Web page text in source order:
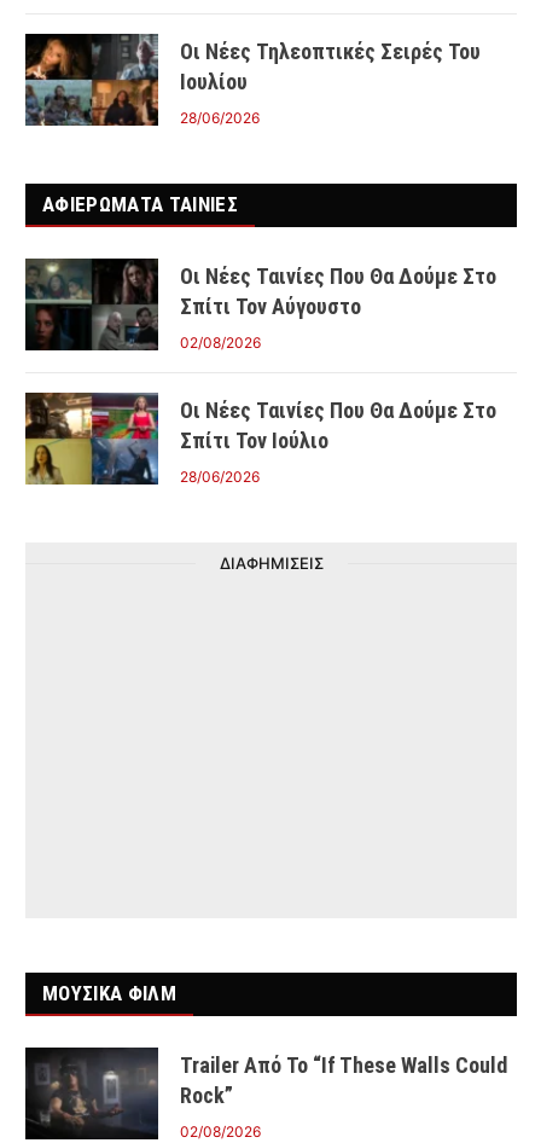
Οι Νέες Τηλεοπτικές Σειρές Του
Ιουλίου
28/06/2026
ΑΦΙΕΡΩΜΑΤΑ ΤΑΙΝΊΕΣ
Οι Νέες Ταινίες Που Θα Δούμε Στο
Σπίτι Τον Αύγουστο
02/08/2026
Οι Νέες Ταινίες Που Θα Δούμε Στο
Σπίτι Τον Ιούλιο
28/06/2026
ΔΙΑΦΗΜΙΣΕΙΣ
ΜΟΥΣΙΚΑ ΦΙΛΜ
Trailer Από Το “If These Walls Could
Rock”
02/08/2026